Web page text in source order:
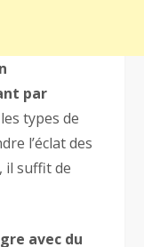
par
types de
l’éclat des
il suffit de
avec du